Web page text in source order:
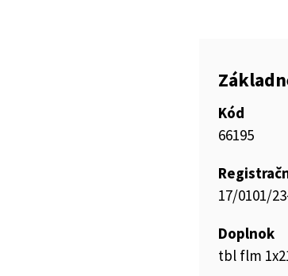
Kód
66195
17/0101/
Doplnok
tbl flm